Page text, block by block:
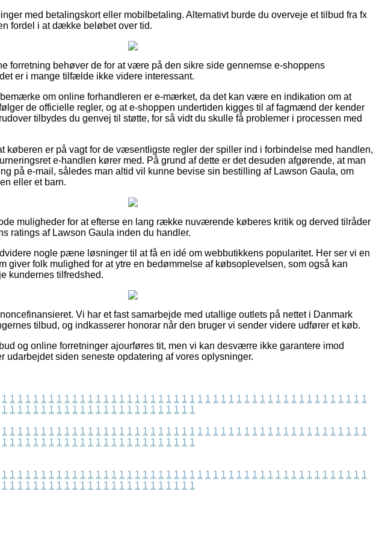
med betalingskort eller mobilbetaling. Alternativt burde du overveje et tilbud fra fx
fordel i at dække beløbet over tid.
forretning behøver de for at være på den sikre side gennemse e-shoppens
er i mange tilfælde ikke videre interessant.
om online forhandleren er e-mærket, da det kan være en indikation om at
de officielle regler, og at e-shoppen undertiden kigges til af fagmænd der kender
tilbydes du genvej til støtte, for så vidt du skulle få problemer i processen med
køberen er på vagt for de væsentligste regler der spiller ind i forbindelse med handlen,
e-handlen kører med. På grund af dette er det desuden afgørende, at man
på e-mail, således man altid vil kunne bevise sin bestilling af Lawson Gaula, om
eller et barn.
muligheder for at efterse en lang række nuværende køberes kritik og derved tilråder
ratings af Lawson Gaula inden du handler.
nogle pæne løsninger til at få en idé om webbutikkens popularitet. Her ser vi en
giver folk mulighed for at ytre en bedømmelse af købsoplevelsen, som også kan
kundernes tilfredshed.
Vi har et fast samarbejde med utallige outlets på nettet i Danmark
tilbud, og indkasserer honorar når den bruger vi sender videre udfører et køb.
og online forretninger ajourføres tit, men vi kan desværre ikke garantere imod
udarbejdet siden seneste opdatering af vores oplysninger.
1 1 1 1 1 1 1 1 1 1 1 1 1 1 1 1 1 1 1 1 1 1 1 1 1 1 1 1 1 1 1 1 1 1 1 1 1 1 1 1 1 1 1 1 1 1 1
1 1 1 1 1 1 1 1 1 1 1 1 1 1 1 1 1 1 1 1 1 1 1 1 1
1 1 1 1 1 1 1 1 1 1 1 1 1 1 1 1 1 1 1 1 1 1 1 1 1 1 1 1 1 1 1 1 1 1 1 1 1 1 1 1 1 1 1 1 1 1 1
1 1 1 1 1 1 1 1 1 1 1 1 1 1 1 1 1 1 1 1 1 1 1 1 1
1 1 1 1 1 1 1 1 1 1 1 1 1 1 1 1 1 1 1 1 1 1 1 1 1 1 1 1 1 1 1 1 1 1 1 1 1 1 1 1 1 1 1 1 1 1 1
1 1 1 1 1 1 1 1 1 1 1 1 1 1 1 1 1 1 1 1 1 1 1 1 1